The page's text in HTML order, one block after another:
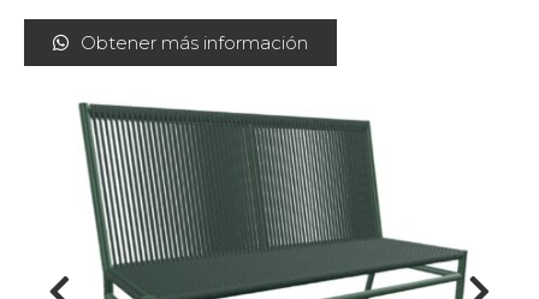
Obtener más información